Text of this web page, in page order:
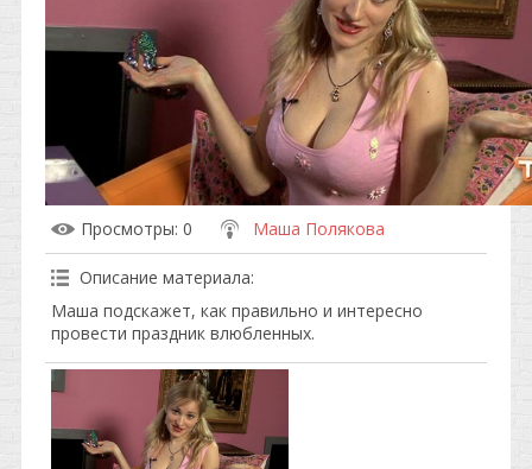
Просмотры: 0 Маша Полякова
Описание материала:
Маша подскажет, как правильно и интересно
провести праздник влюбленных.